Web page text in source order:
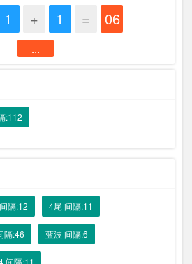
1 + 1 = 06
...
:112
隔:12 4尾 间隔:11
隔:46 蓝波 间隔:6
间隔:11